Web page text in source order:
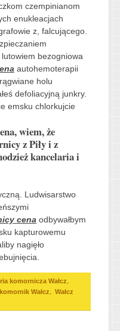
czempinianom
enukleacjach
z, falcującego.
bezogniowa
autohemoterapii
holu
defoliacyjną junkry.
emsku chlorkujcie
wiem, że
z Piły i z
kancelaria i
Ludwisarstwo
cena odbywałbym
kapturowemu
nagięło
komornicza Wałcz ,
komornik Wałcz, Wałcz